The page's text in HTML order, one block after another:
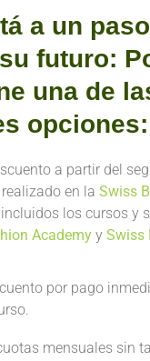
a un
futuro:
una de
opciones:
a partir del
en laSwiss
incluidos los cursos y
Academy ySwiss
por pago
mensuales sin